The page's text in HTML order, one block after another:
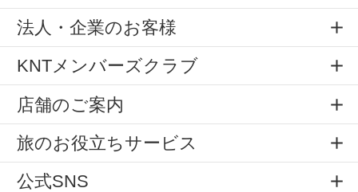
法人・企業のお客様
KNTメンバーズクラブ
店舗のご案内
旅のお役立ちサービス
公式SNS